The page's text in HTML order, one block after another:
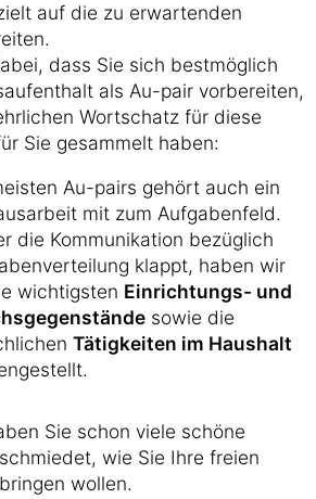
auf die zu erwartenden
dass Sie sich bestmöglich
als Au-pair vorbereiten,
Wortschatz für diese
Sie gesammelt haben:
Au-pairs gehört auch ein
mit zum Aufgabenfeld.
die Kommunikation bezüglich
klappt, haben wir
wichtigsten Einrichtungs- und
sowie die
Tätigkeiten im Haushalt
Sie schon viele schöne
wie Sie Ihre freien
wollen.